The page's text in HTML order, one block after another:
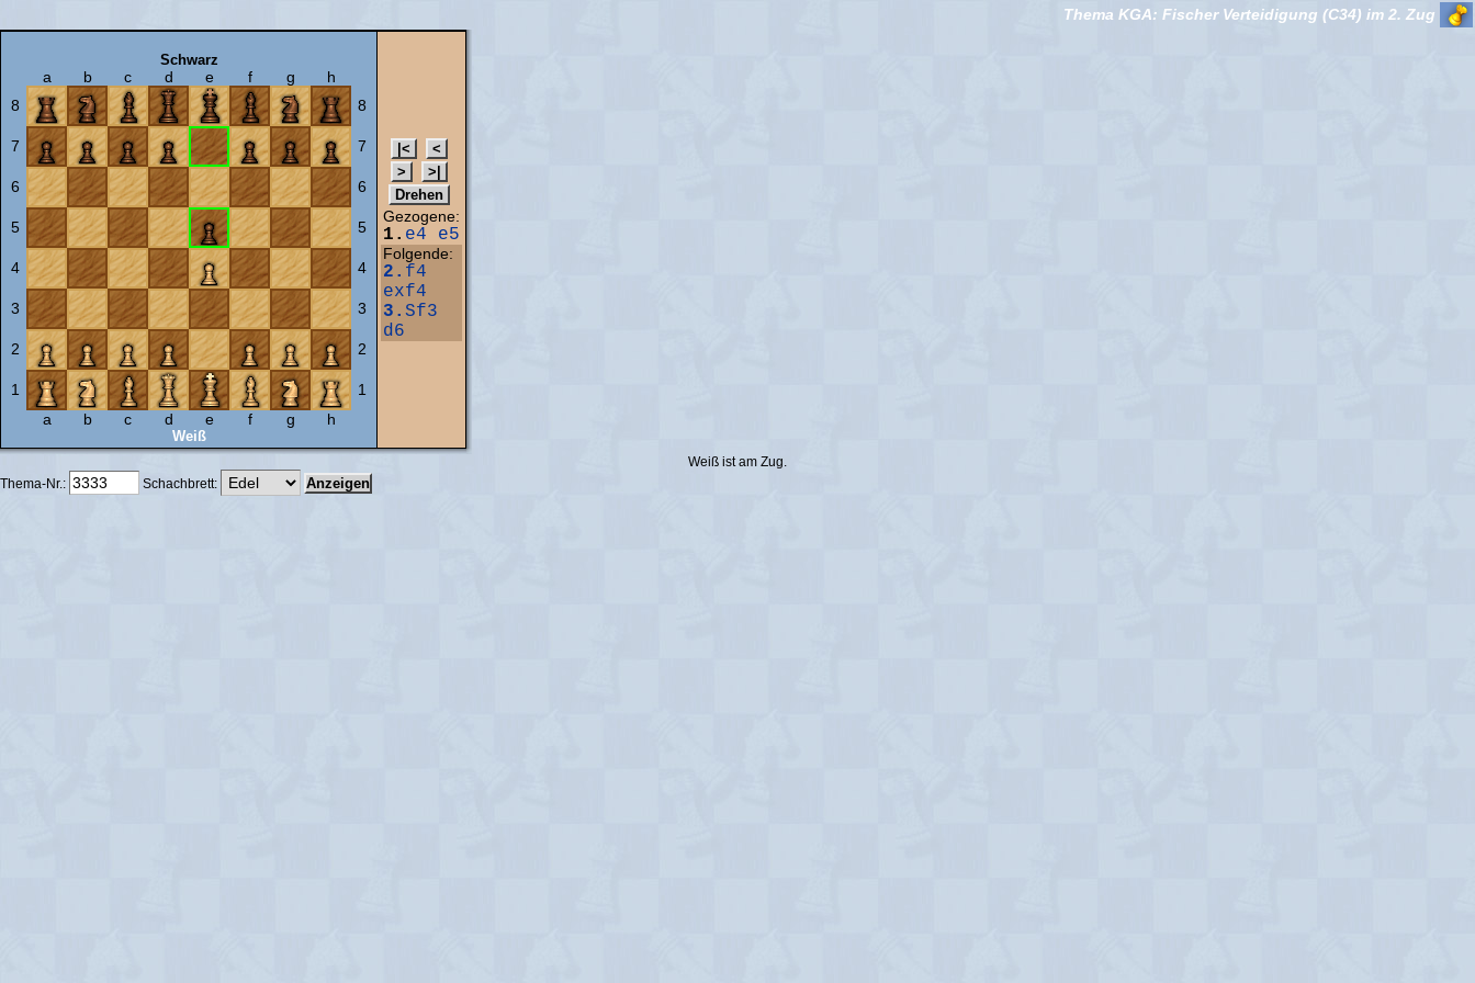
Thema KGA: Fischer Verteidigung (C34) im 2. Zug
Schwarz
a b c d e f g
h
8
8
7 7
6 6
5 5
4 4
3 3
2 2
1
1
a
b c d e f g h
Weiß
Gezogene:
1. e4 e5
Folgende:
2. f4
exf4
3. Sf3
d6
Weiß ist am Zug.
Thema-Nr.:
Schachbrett: